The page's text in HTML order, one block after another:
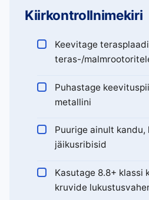
Kiirkontrollnimekiri
Keevitage
teras-/
Puhastage
metallini
Puurige ainult
jäikusribisid
Kasutage 8.8+ klassi
kruvide